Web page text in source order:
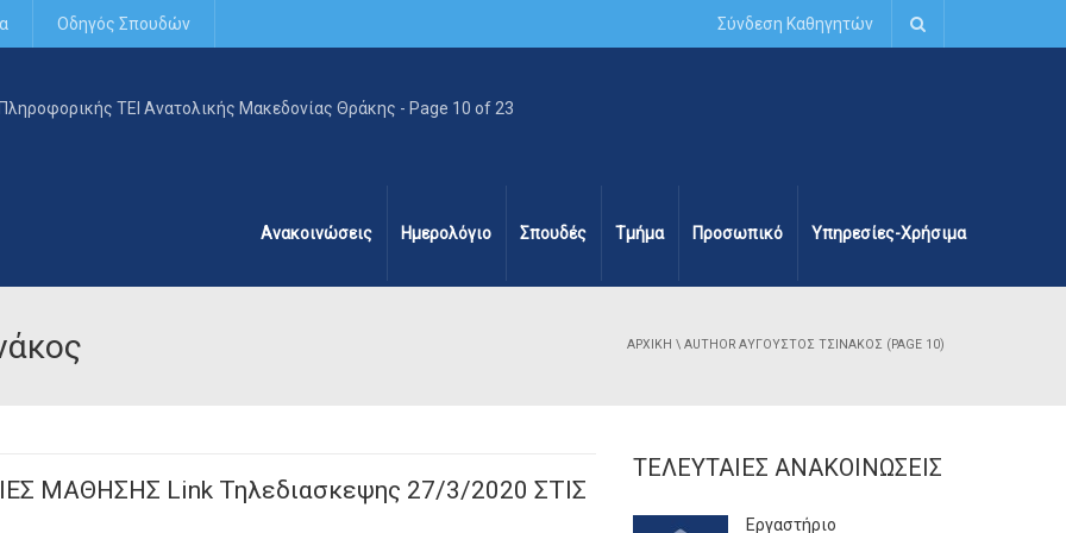
Οδηγός Σπουδών Σύνδεση Καθηγητών
Ανακοινώσεις Ημερολόγιο Σπουδές Τμήμα Προσωπικό Υπηρεσίες-Χρήσιμα
ΑΡΧΙΚΉ \ AUTHOR ΑΎΓΟΥΣΤΟΣ ΤΣΙΝΆΚΟΣ (PAGE 10)
ΜΑΘΗΣΗΣ Link Τηλεδιασκεψης 27/3/2020 ΣΤΙΣ
ΤΕΛΕΥΤΑΊΕΣ ΑΝΑΚΟΙΝΏΣΕΙΣ
Εργαστήριο